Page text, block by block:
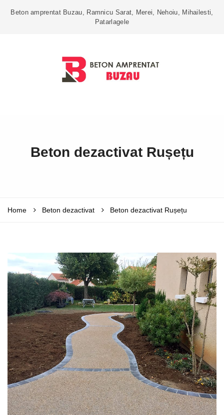
Beton amprentat Buzau, Ramnicu Sarat, Merei, Nehoiu, Mihailesti,
Patarlagele
Beton dezactivat Rușețu
Home Beton dezactivat Beton dezactivat Rușețu